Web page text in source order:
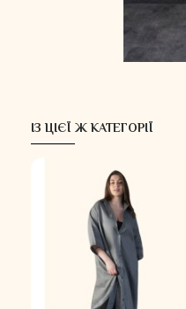
ІЗ ЦІЄЇ Ж КАТЕГОРІЇ